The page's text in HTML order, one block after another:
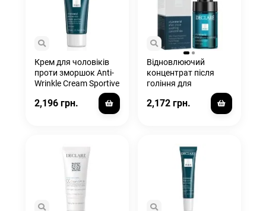
Крем для чоловіків
проти зморшок Anti-
Wrinkle Сream Sportive
2,196 грн.
Відновлюючий
концентрат після
гоління для
стресованої шкіри
2,172 грн.